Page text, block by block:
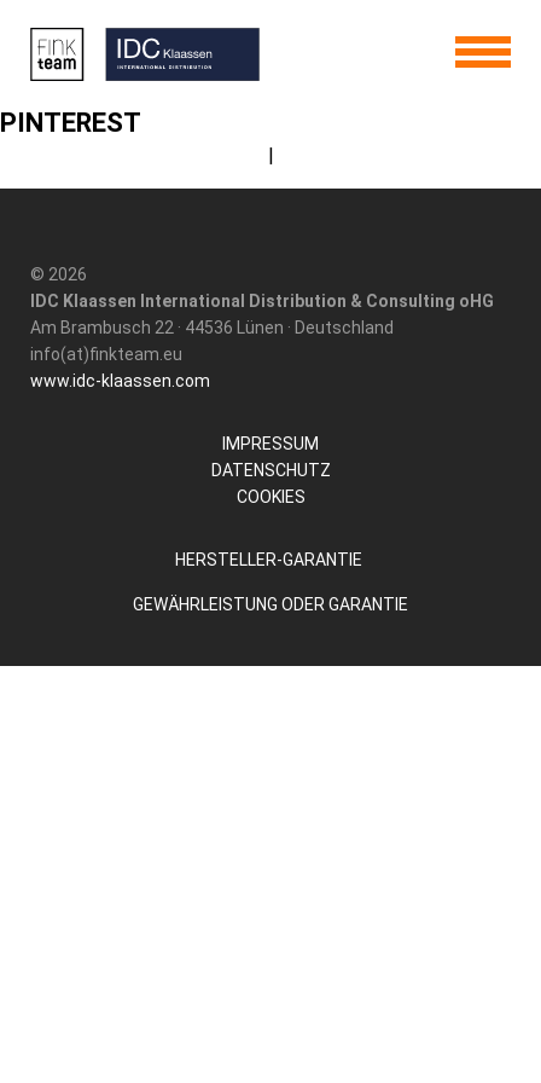
PINTEREST
|
© 2026
IDC Klaassen International Distribution & Consulting oHG
Am Brambusch 22 · 44536 Lünen · Deutschland
info(at)finkteam.eu
www.idc-klaassen.com
IMPRESSUM
DATENSCHUTZ
COOKIES
HERSTELLER-GARANTIE
GEWÄHRLEISTUNG ODER GARANTIE